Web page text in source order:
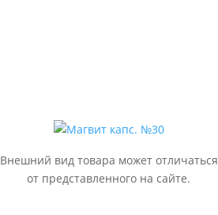
Внешний вид товара может отличаться
от представленного на сайте.